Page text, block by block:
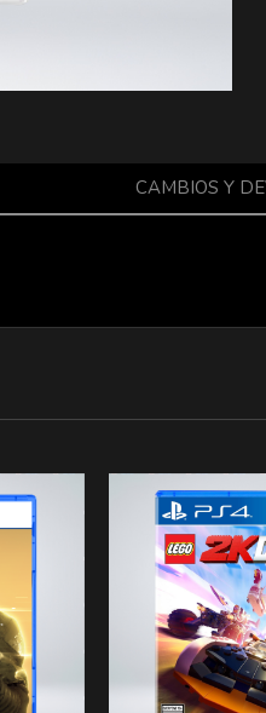
CAMBIOS Y